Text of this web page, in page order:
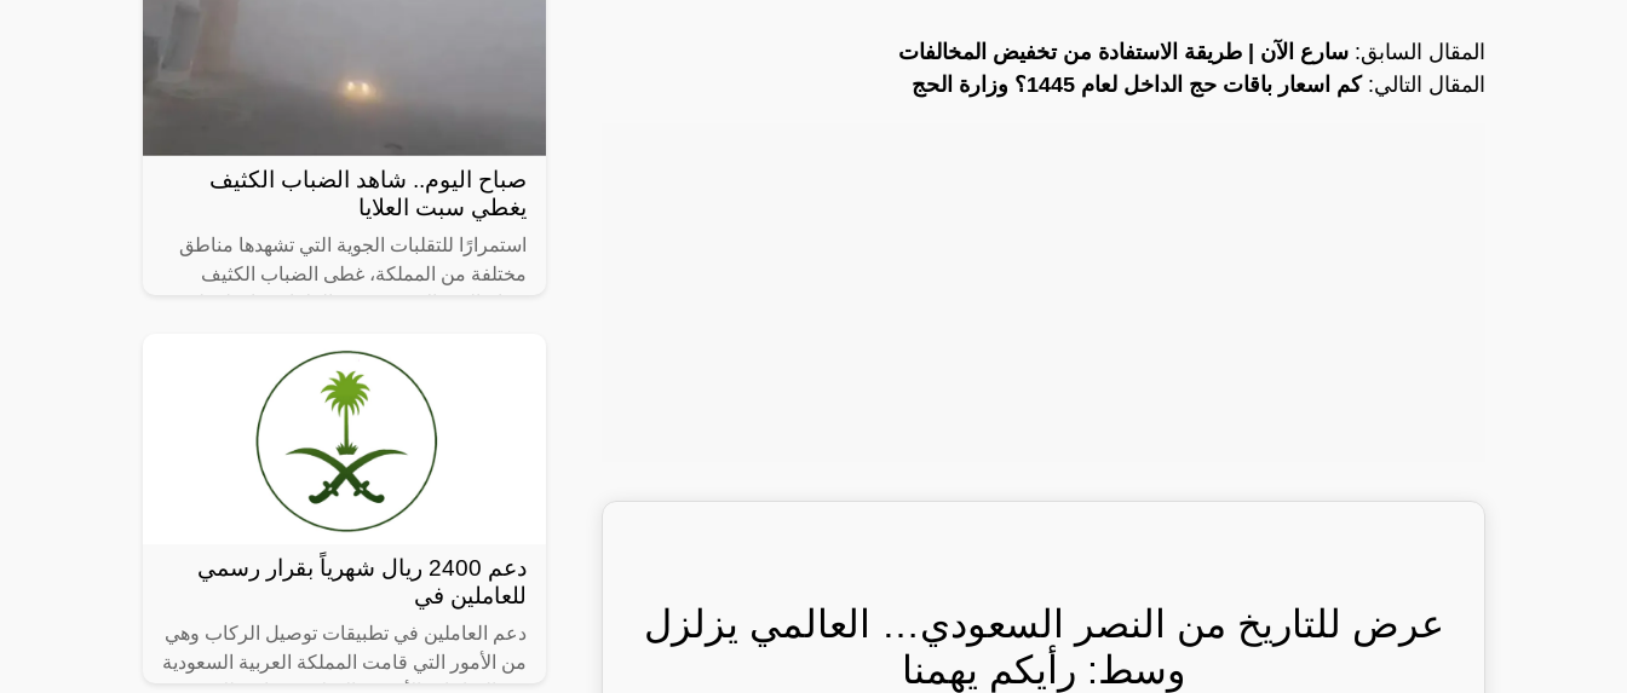
المقال السابق: سارع الآن | طريقة الاستفادة من تخفيض المخالفات
المقال التالي:كم اسعار باقات حج الداخل لعام 1445؟ وزارة الحج
عرض للتاريخ من النصر السعودي… العالمي يزلزل
وسط: رأيكم يهمنا
صباح اليوم.. شاهد الضباب الكثيف
يغطي سبت العلايا
استمرارًا للتقلبات الجوية التي تشهدها مناطق
مختلفة من المملكة، غطى الضباب الكثيف
دعم 2400 ريال شهرياً بقرار رسمي
للعاملين في
دعم العاملين في تطبيقات توصيل الركاب وهي
من الأمور التي قامت المملكة العربية السعودية